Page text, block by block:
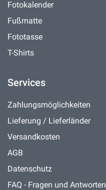
Fotokalender
Fußmatte
Fototasse
T-Shirts
Services
Zahlungsmöglichkeiten
Lieferung / Lieferländer
Versandkosten
AGB
Datenschutz
FAQ - Fragen und Antworten